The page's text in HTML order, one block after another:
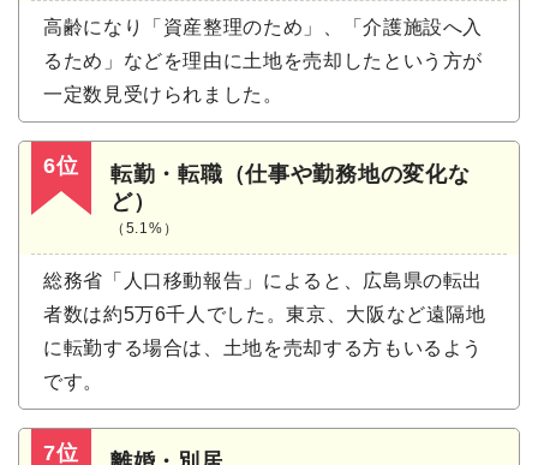
高齢になり「資産整理のため」、「介護施設へ入
るため」などを理由に土地を売却したという方が
一定数見受けられました。
6位
転勤・転職（仕事や勤務地の変化な
ど）
（5.1%）
総務省「人口移動報告」によると、広島県の転出
者数は約5万6千人でした。東京、大阪など遠隔地
に転勤する場合は、土地を売却する方もいるよう
です。
7位